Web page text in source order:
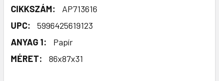
CIKKSZÁM:
AP713616
UPC:
5996425619123
ANYAG 1:
Papír
MÉRET:
86x87x31